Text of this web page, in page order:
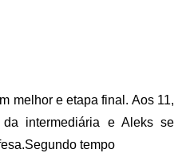
melhor e etapa final. Aos 11,
intermediária e Aleks se
tempo